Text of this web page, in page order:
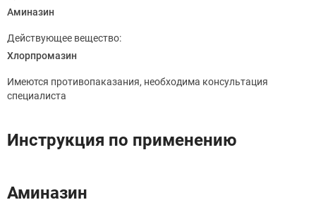
Аминазин
Действующее вещество:
Хлорпромазин
Имеются противопаказания, необходима консультация
специалиста
Инструкция по применению
Аминазин